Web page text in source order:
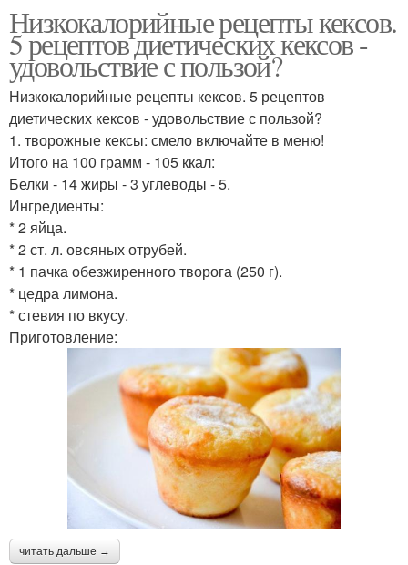
Низкокалорийные рецепты кексов.
5 рецептов диетических кексов -
удовольствие с пользой?
Низкокалорийные рецепты кексов. 5 рецептов
диетических кексов - удовольствие с пользой?
1. творожные кексы: смело включайте в меню!
Итого на 100 грамм - 105 ккал:
Белки - 14 жиры - 3 углеводы - 5.
Ингредиенты:
* 2 яйца.
* 2 ст. л. овсяных отрубей.
* 1 пачка обезжиренного творога (250 г).
* цедра лимона.
* стевия по вкусу.
Приготовление:
читать дальше →